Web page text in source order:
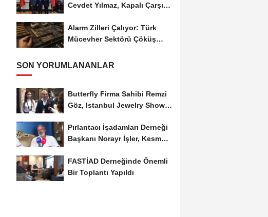
Cevdet Yılmaz, Kapalı Çarşı
Alarm Zilleri Çalıyor: Türk
Mücevher Sektörü Çöküş
SON YORUMLANANLAR
Butterfly Firma Sahibi Remzi
Göz, Istanbul Jewelry Show
Pırlantacı İşadamları Derneği
Başkanı Norayr İşler, Kesme
FASTİAD Derneğinde Önemli
Bir Toplantı Yapıldı